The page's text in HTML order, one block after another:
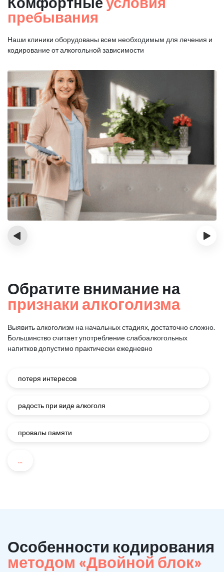
пребывания
Наши клиники оборудованы всем необходимым для лечения и
кодирование от алкогольной зависимости
‹ ›
Обратите внимание на
признаки алкоголизма
Выявить алкоголизм на начальных стадиях, достаточно сложно.
Большинство считает употребление слабоалкогольных
напитков допустимо практически ежедневно
потеря интересов
радость при виде алкоголя
провалы памяти
...
Особенности кодирования
методом «Двойной блок»